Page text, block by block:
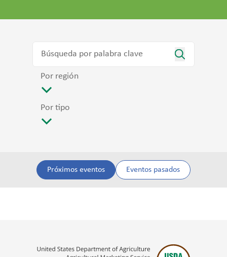
Por región
Por tipo
Próximos eventos Eventos pasados